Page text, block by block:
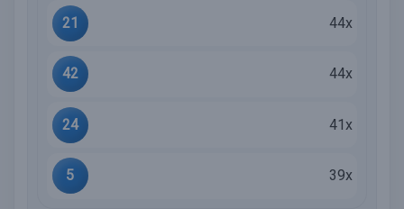
21 44x
42 44x
24 41x
5 39x